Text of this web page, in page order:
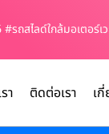
สไลด์ใกล้มอเตอร์เ
า ติดต่อเรา เ